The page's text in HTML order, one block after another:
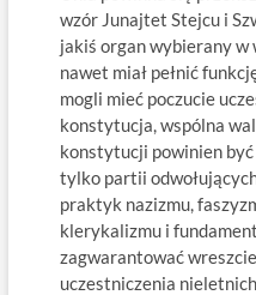
wzór Junajtet Stejcu i
jakiś organ wybierany w
nawet miał pełnić
mogli mieć poczucie
konstytucja, wspólna
konstytucji powinien być
tylko partii
praktyk nazizmu,
klerykalizmu i
zagwarantować
uczestniczenia